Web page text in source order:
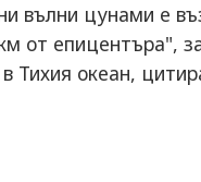
вълни цунами е
от епицентъра",
Тихия океан,